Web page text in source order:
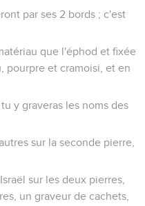
par ses 2 bords ; c'est
que l'éphod et fixée
pourpre et cramoisi, et en
y graveras les noms des
sur la seconde pierre,
sur les deux pierres,
un graveur de cachets,